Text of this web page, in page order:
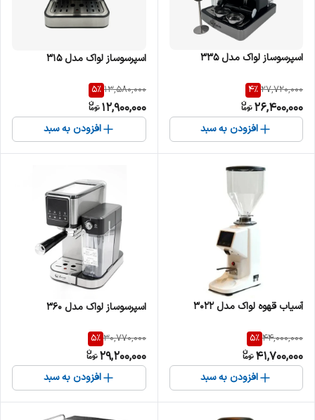
اسپرسوساز لواک مدل 335
27,720,000
4%
26,400,000
افزودن به سبد
اسپرسوساز لواک مدل 315
13,580,000
5%
12,900,000
افزودن به سبد
آسیاب قهوه لواک مدل 3022
44,000,000
5%
41,700,000
افزودن به سبد
اسپرسوساز لواک مدل 360
30,770,000
5%
29,200,000
افزودن به سبد